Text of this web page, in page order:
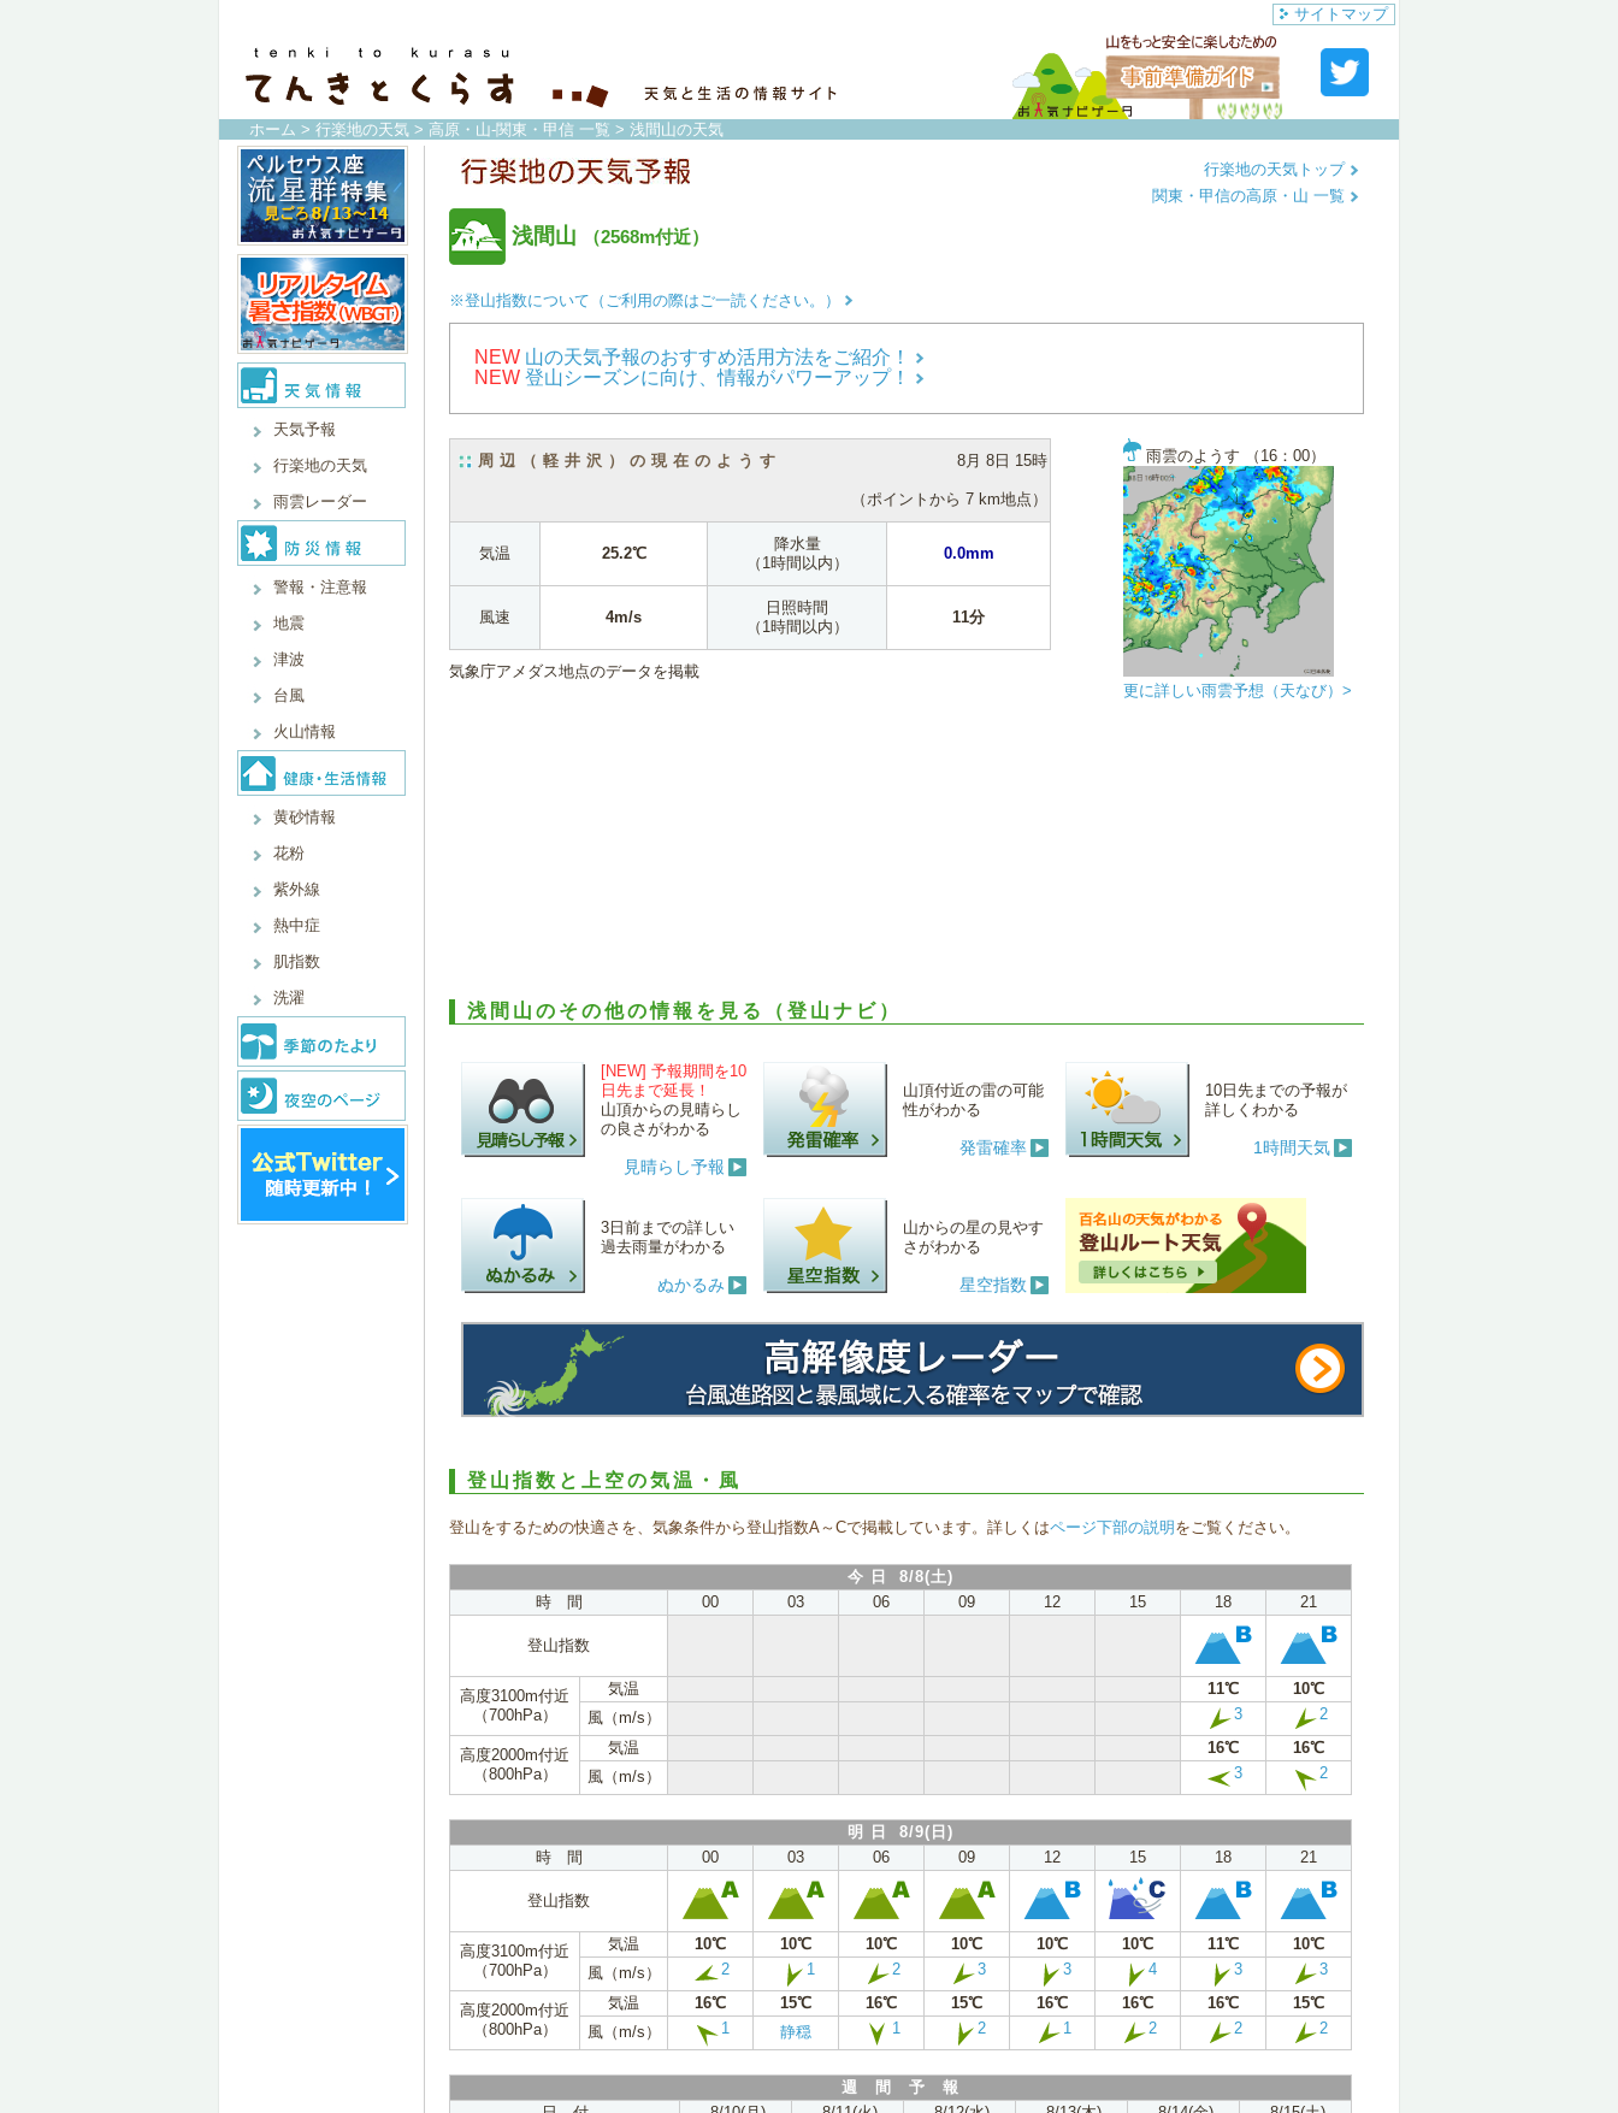
サイトマップ
ホーム > 行楽地の天気 > 高原・山-関東・甲信 一覧 > 浅間山の天気
天気予報
行楽地の天気
雨雲レーダー
警報・注意報
地震
津波
台風
火山情報
黄砂情報
花粉
紫外線
熱中症
肌指数
洗濯
浅間山 （2568m付近）
行楽地の天気トップ
関東・甲信の高原・山 一覧
※登山指数について（ご利用の際はご一読ください。）
NEW 山の天気予報のおすすめ活用方法をご紹介！
NEW 登山シーズンに向け、情報がパワーアップ！
周辺（軽井沢）の現在のようす 8月 8日 15時
（ポイントから 7 km地点）
気温 25.2℃
降水量
（1時間以内）
0.0mm
風速 4m/s
日照時間
（1時間以内）
11分
気象庁アメダス地点のデータを掲載
雨雲のようす （16：00）
更に詳しい雨雲予想（天なび）>
浅間山のその他の情報を見る（登山ナビ）
[NEW] 予報期間を10
日先まで延長！
山頂からの見晴らし
の良さがわかる
見晴らし予報
山頂付近の雷の可能
性がわかる
発雷確率
10日先までの予報が
詳しくわかる
1時間天気
3日前までの詳しい
過去雨量がわかる
ぬかるみ
山からの星の見やす
さがわかる
星空指数
登山指数と上空の気温・風
登山をするための快適さを、気象条件から登山指数A～Cで掲載しています。詳しくはページ下部の説明 をご覧ください。
今 日 8/8(土)
時 間
00 03 06 09 12 15 18 21
登山指数
高度3100m付近
（700hPa）
気温 11℃
10℃
風（m/s）
3 2
高度2000m付近
（800hPa）
気温 16℃
16℃
風（m/s）
3 2
明 日 8/9(日)
時 間
00 03 06 09 12 15 18 21
登山指数
高度3100m付近
（700hPa）
気温 10℃ 10℃ 10℃ 10℃ 10℃ 10℃ 11℃
10℃
風（m/s）
2 1 2 3 3 4 3 3
高度2000m付近
（800hPa）
気温 16℃ 15℃ 16℃ 15℃ 16℃ 16℃ 16℃
15℃
風（m/s）
1 静穏 1 2 1 2 2 2
週 間 予 報